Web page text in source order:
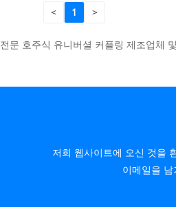
< 1 >
호주식 유니버셜 커플링 제조업체
저희 웹사이트에 오신 것을
이메일을